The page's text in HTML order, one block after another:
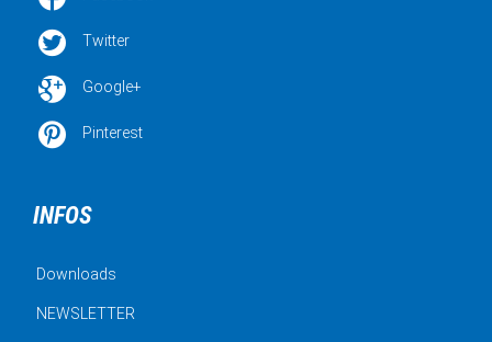
 Twitter
 Google+
 Pinterest
INFOS
Downloads
NEWSLETTER